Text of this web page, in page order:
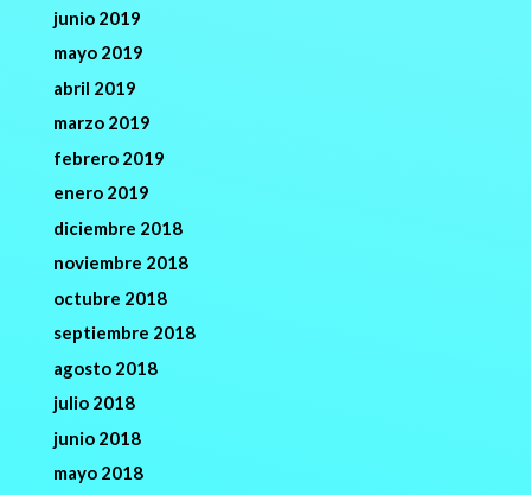
junio 2019
mayo 2019
abril 2019
marzo 2019
febrero 2019
enero 2019
diciembre 2018
noviembre 2018
octubre 2018
septiembre 2018
agosto 2018
julio 2018
junio 2018
mayo 2018